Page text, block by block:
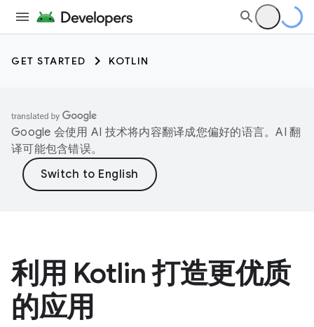
GET STARTED KOTLIN
Google 会使用 AI 技术将内容翻译成您偏好的语言。AI 翻
译可能包含错误。
利用 Kotlin 打造更优质
的应用